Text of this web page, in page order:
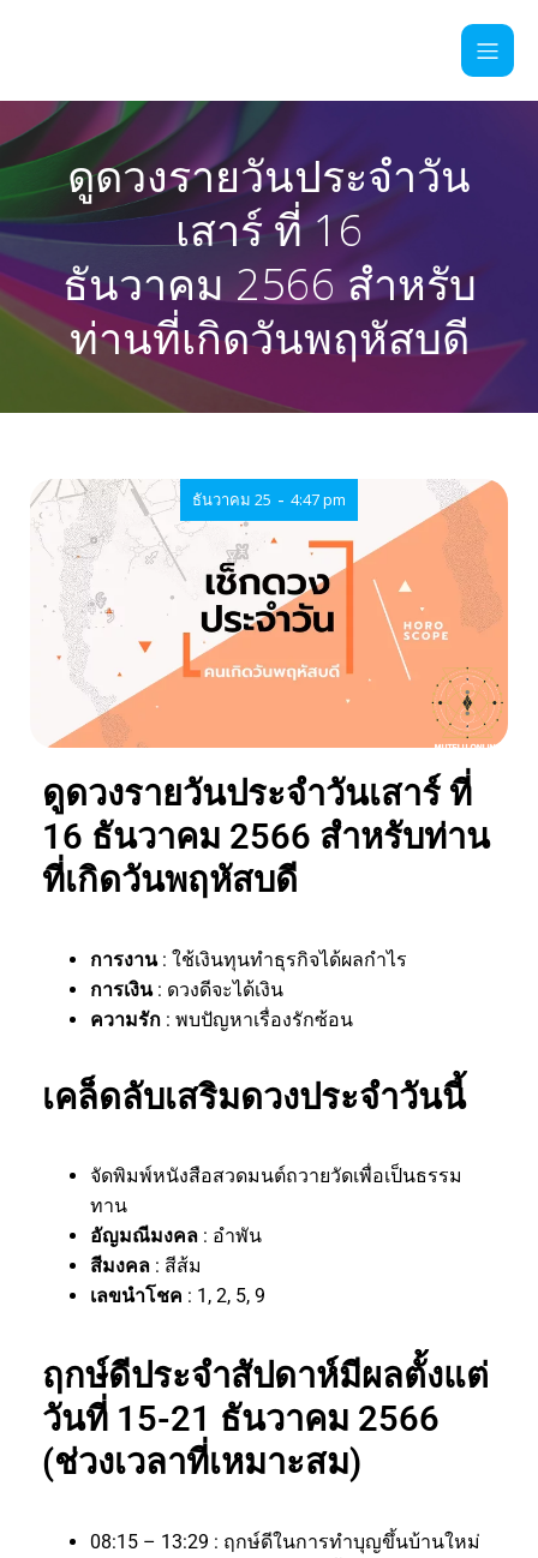
ดูดวงรายวันประจำวัน
เสาร์ ที่ 16
ธันวาคม 2566 สำหรับ
ท่านที่เกิดวันพฤหัสบดี
ธันวาคม 25 - 4:47 pm
ดูดวงรายวันประจำวันเสาร์ ที่
16 ธันวาคม 2566 สำหรับท่าน
ที่เกิดวันพฤหัสบดี
การงาน: ใช้เงินทุนทำธุรกิจได้ผลกำไร
การเงิน: ดวงดีจะได้เงิน
ความรัก : พบปัญหาเรื่องรักซ้อน
เคล็ดลับเสริมดวงประจำวันนี้
จัดพิมพ์หนังสือสวดมนต์ถวายวัดเพื่อเป็นธรรม
ทาน
อัญมณีมงคล : อำพัน
สีมงคล : สีส้ม
เลขนำโชค : 1, 2, 5, 9
ฤกษ์ดีประจำสัปดาห์มีผลตั้งแต่
วันที่ 15-21 ธันวาคม 2566
(ช่วงเวลาที่เหมาะสม)
08:15 – 13:29 : ฤกษ์ดีในการทำบุญขึ้นบ้านใหม่